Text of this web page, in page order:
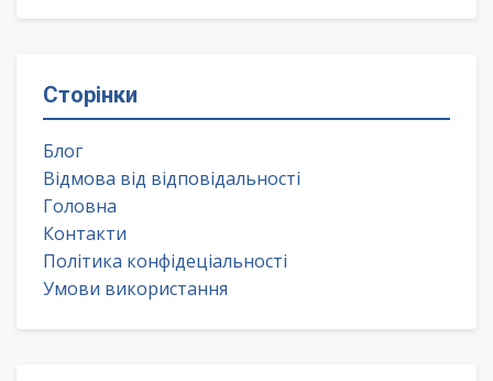
Сторінки
Блог
Відмова від відповідальності
Головна
Контакти
Політика конфідеціальності
Умови використання